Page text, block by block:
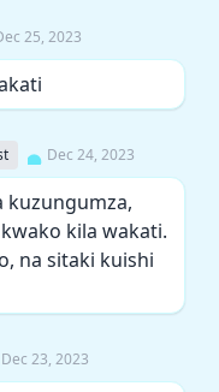
25, 2023
Dec 24, 2023
kuzungumza,
kila wakati.
na sitaki kuishi
Dec 23, 2023